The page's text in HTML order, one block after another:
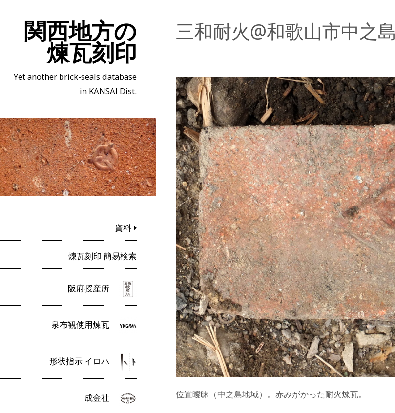
関西地方の
煉瓦刻印
Yet another brick-seals database
in KANSAI Dist.
資料
煉瓦刻印 簡易検索
阪府授産所
泉布観使用煉瓦
形状指示 イロハ
成金社
三和耐火@和歌山市中之島
位置曖昧（中之島地域）。赤みがかった耐火煉瓦。